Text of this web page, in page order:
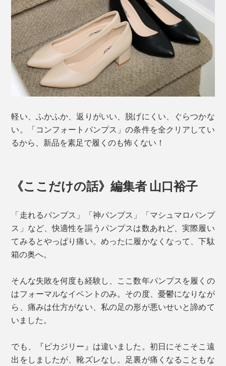
軽い、ふかふか、返りがいい、脱げにくい、ぐらつかな
い。「コンフォートパンプス」の条件を全クリアしてい
るから、新品を素足で履くのも怖くない！
《ここだけの話》編集者 山口裕子
「走れるパンプス」「神パンプス」「マシュマロパンプ
ス」など、快適性を謳うパンプスは数あれど、実際履い
てみるとやっぱり痛い。めったに履かなくなって、下駄
箱の奥へ。
そんな失敗を何度も経験し、ここ数年パンプスを履くの
はフォーマルなイベントのみ。その度、憂鬱になりなが
ら、痛みは仕方がない、私の足の形が悪いせいと諦めて
いました。
でも、『ピカジリー』は違いました。初日にそこそこ遠
出をしましたが、靴ズレなし。足裏が痛くなることもな